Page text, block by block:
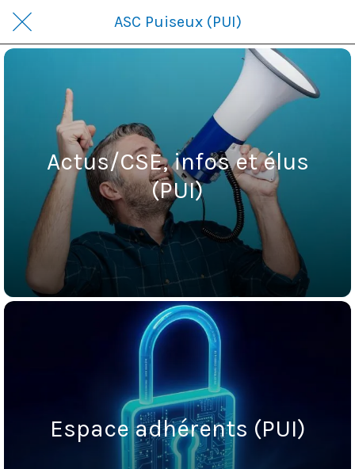
ASC Puiseux (PUI)
Actus/CSE, infos et élus
(PUI)
Espace adhérents (PUI)